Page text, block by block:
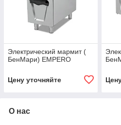
Электрический мармит (
БенМари) EMPERO
Цену уточняйте
О нас